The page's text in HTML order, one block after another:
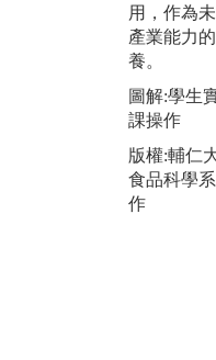
用，作為
產業能力
養。
圖解:學生
課操作
版權:輔仁
食品科學
作